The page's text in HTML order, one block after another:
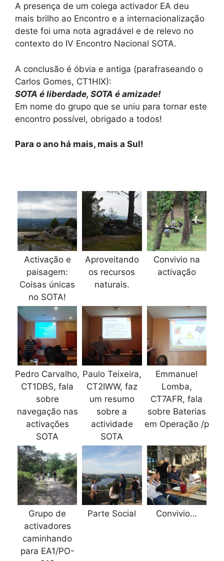
A presença de um colega activador EA deu
mais brilho ao Encontro e a internacionalização
deste foi uma nota agradável e de relevo no
contexto do IV Encontro Nacional SOTA.
A conclusão é óbvia e antiga (parafraseando o
Carlos Gomes, CT1HIX):
SOTA é liberdade, SOTA é amizade!
Em nome do grupo que se uniu para tornar este
encontro possível, obrigado a todos!
Para o ano há mais, mais a Sul!
Activação e
paisagem:
Coisas únicas
no SOTA!
Aproveitando
os recursos
naturais.
Convivio na
activação
Pedro Carvalho,
CT1DBS, fala
sobre
navegação nas
activações
SOTA
Paulo Teixeira,
CT2IWW, faz
um resumo
sobre a
actividade
SOTA
Emmanuel
Lomba,
CT7AFR, fala
sobre Baterias
em Operação /p
Grupo de
activadores
caminhando
para EA1/PO-
Parte Social Convivio…